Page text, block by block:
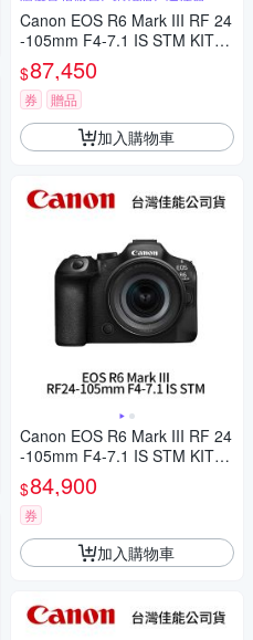
Canon EOS R6 Mark III RF 24
-105mm F4-7.1 IS STM KIT組
R6M3(公司貨)
$87,450
券 贈品
加入購物車
Canon EOS R6 Mark III RF 24
-105mm F4-7.1 IS STM KIT組
R6M3(公司貨)
$84,900
券
加入購物車